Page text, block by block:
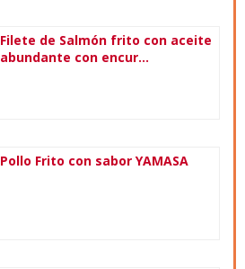
Filete de Salmón frito con aceite
abundante con encur...
Pollo Frito con sabor YAMASA